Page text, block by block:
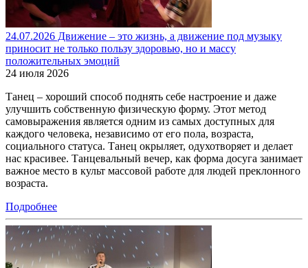
24.07.2026 Движение – это жизнь, а движение под музыку
приносит не только пользу здоровью, но и массу
положительных эмоций
24 июля 2026
Танец – хороший способ поднять себе настроение и даже
улучшить собственную физическую форму. Этот метод
самовыражения является одним из самых доступных для
каждого человека, независимо от его пола, возраста,
социального статуса. Танец окрыляет, одухотворяет и делает
нас красивее. Танцевальный вечер, как форма досуга занимает
важное место в культ массовой работе для людей преклонного
возраста.
Подробнее